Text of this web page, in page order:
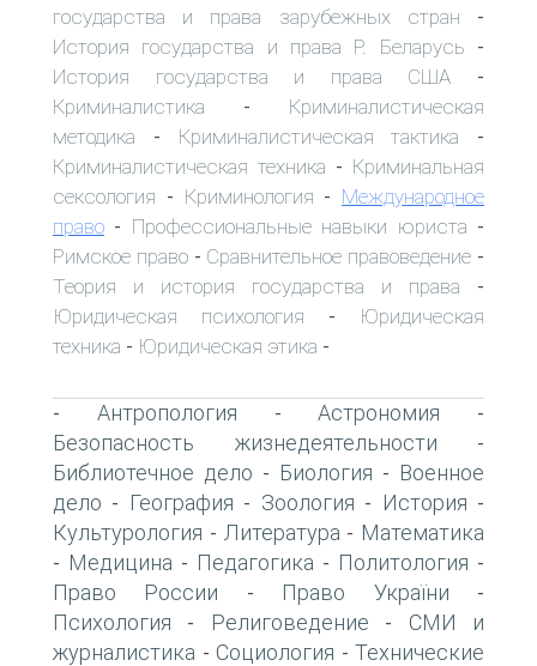
государства и права зарубежных стран -
История государства и права Р. Беларусь -
История государства и права США -
Криминалистика - Криминалистическая
методика - Криминалистическая тактика -
Криминалистическая техника - Криминальная
сексология - Криминология - Международное
право - Профессиональные навыки юриста -
Римское право- Сравнительное правоведение -
Теория и история государства и права -
Юридическая психология -
Юридическая
техника - Юридическая этика -
- Антропология -Астрономия -
Безопасность жизнедеятельности -
Библиотечное дело - Биология - Военное
дело - География - Зоология - История -
Культурология - Литература - Математика
- Медицина - Педагогика - Политология -
Право России - Право України -
Психология - Религоведение - СМИ и
журналистика - Социология - Технические